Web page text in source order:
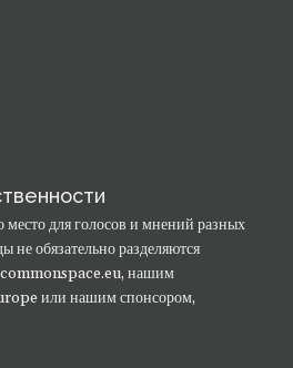
для голосов и мнений разных
не обязательно разделяются
нашим
или нашим спонсором,